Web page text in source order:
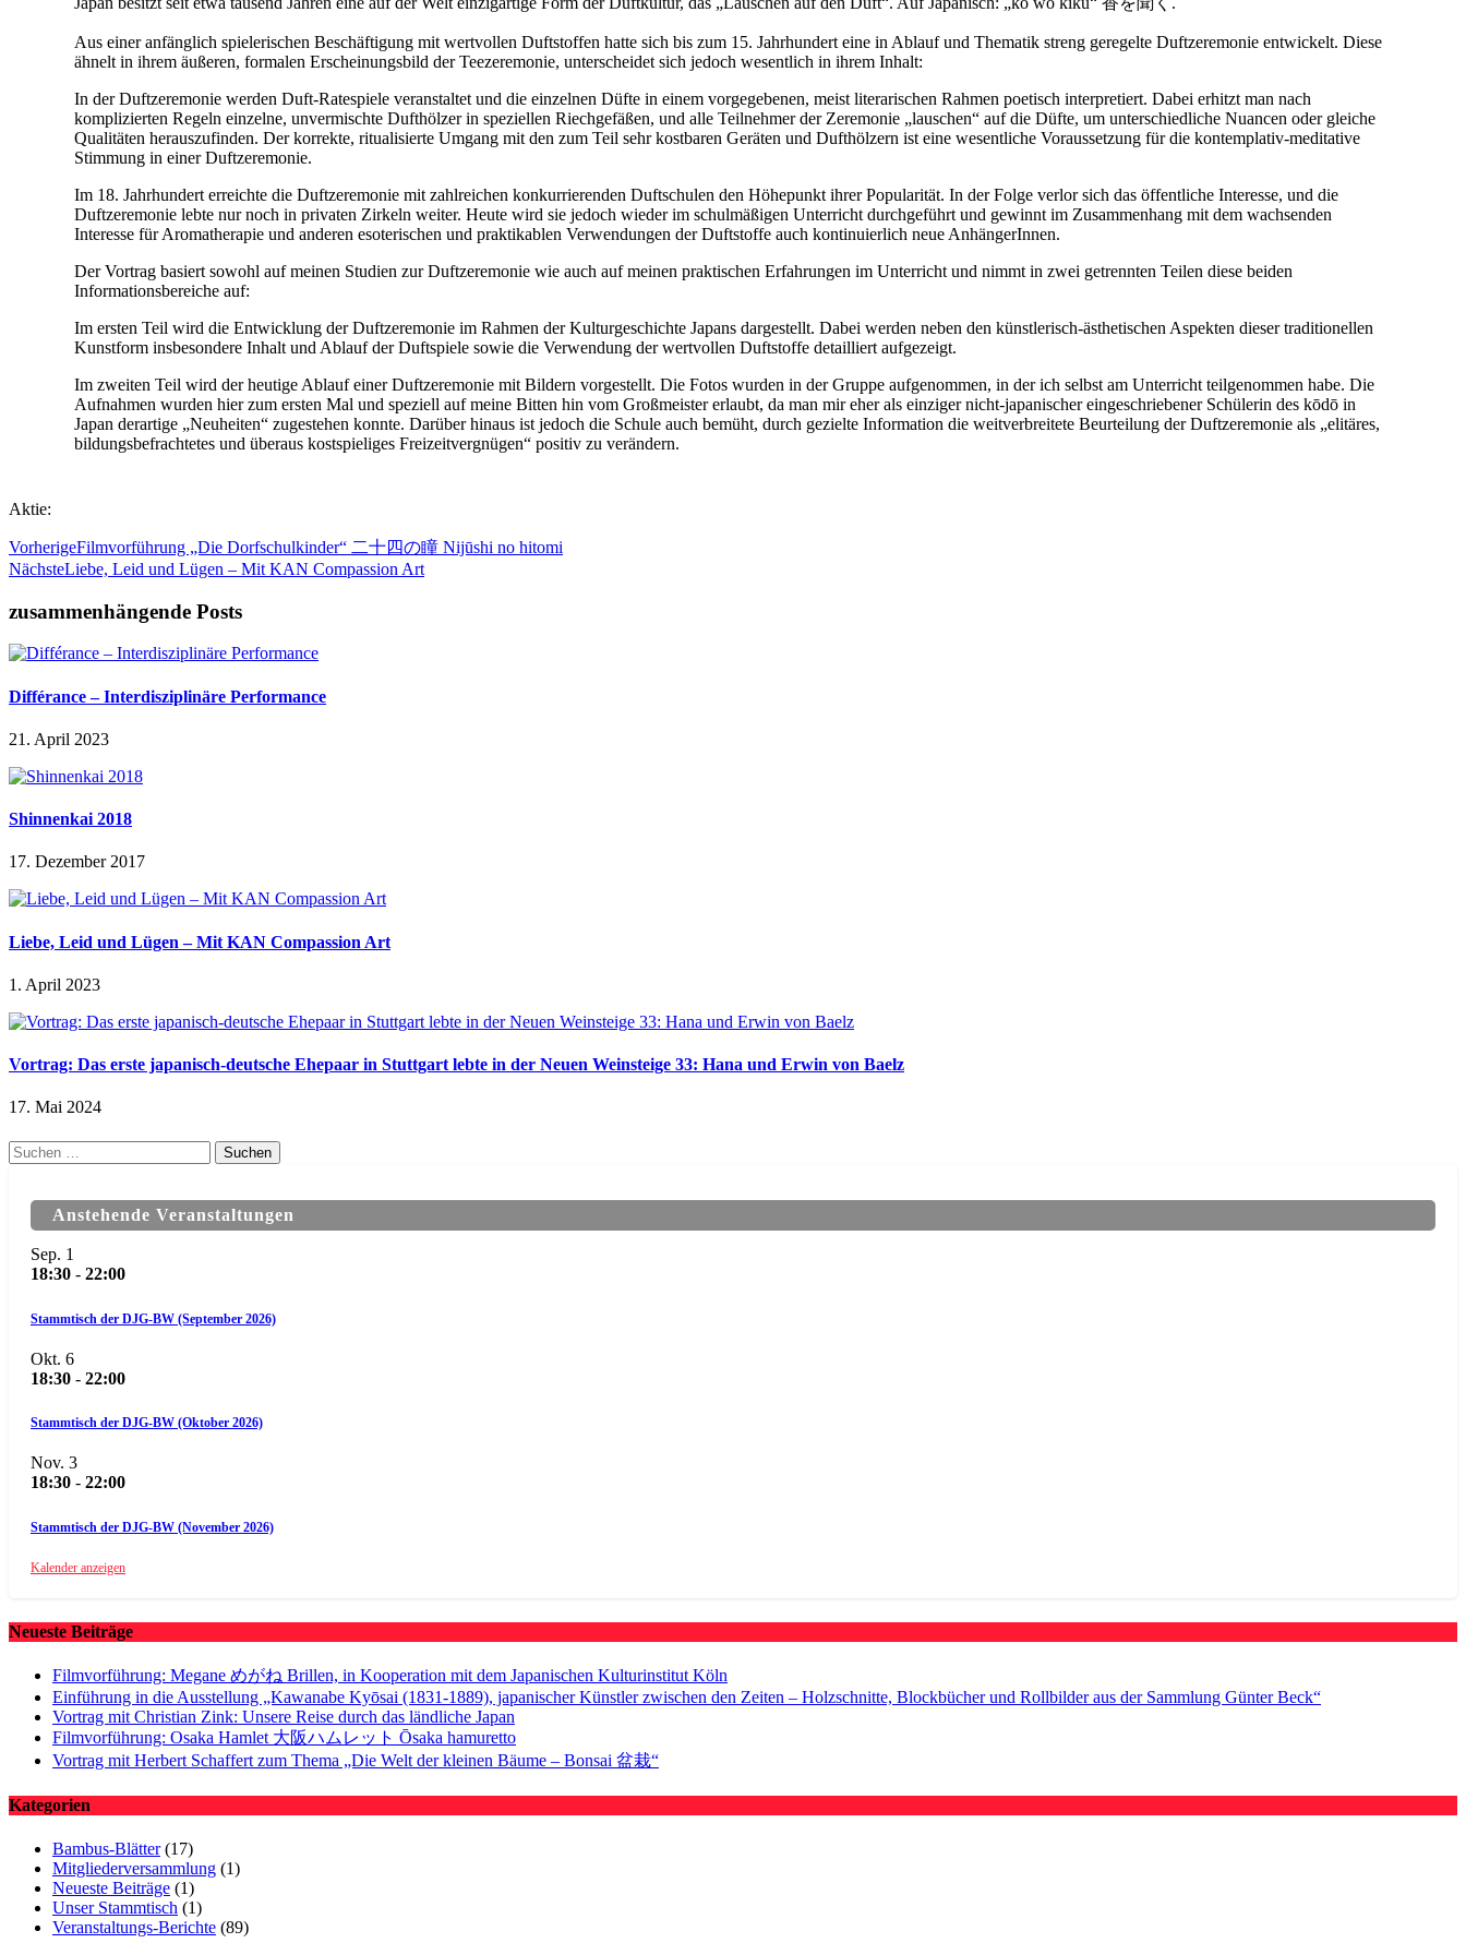
Aus einer anfänglich spielerischen Beschäftigung mit wertvollen Duftstoffen hatte sich bis zum 15. Jahrhundert eine in Ablauf und Thematik streng geregelte Duftzeremonie entwickelt. Diese
ähnelt in ihrem äußeren, formalen Erscheinungsbild der Teezeremonie, unterscheidet sich jedoch wesentlich in ihrem Inhalt:
In der Duftzeremonie werden Duft-Ratespiele veranstaltet und die einzelnen Düfte in einem vorgegebenen, meist literarischen Rahmen poetisch interpretiert. Dabei erhitzt man nach
komplizierten Regeln einzelne, unvermischte Dufthölzer in speziellen Riechgefäßen, und alle Teilnehmer der Zeremonie „lauschen“ auf die Düfte, um unterschiedliche Nuancen oder gleiche
Qualitäten herauszufinden. Der korrekte, ritualisierte Umgang mit den zum Teil sehr kostbaren Geräten und Dufthölzern ist eine wesentliche Voraussetzung für die kontemplativ-meditative
Stimmung in einer Duftzeremonie.
Im 18. Jahrhundert erreichte die Duftzeremonie mit zahlreichen konkurrierenden Duftschulen den Höhepunkt ihrer Popularität. In der Folge verlor sich das öffentliche Interesse, und die
Duftzeremonie lebte nur noch in privaten Zirkeln weiter. Heute wird sie jedoch wieder im schulmäßigen Unterricht durchgeführt und gewinnt im Zusammenhang mit dem wachsenden
Interesse für Aromatherapie und anderen esoterischen und praktikablen Verwendungen der Duftstoffe auch kontinuierlich neue AnhängerInnen.
Der Vortrag basiert sowohl auf meinen Studien zur Duftzeremonie wie auch auf meinen praktischen Erfahrungen im Unterricht und nimmt in zwei getrennten Teilen diese beiden
Informationsbereiche auf:
Im ersten Teil wird die Entwicklung der Duftzeremonie im Rahmen der Kulturgeschichte Japans dargestellt. Dabei werden neben den künstlerisch-ästhetischen Aspekten dieser traditionellen
Kunstform insbesondere Inhalt und Ablauf der Duftspiele sowie die Verwendung der wertvollen Duftstoffe detailliert aufgezeigt.
Im zweiten Teil wird der heutige Ablauf einer Duftzeremonie mit Bildern vorgestellt. Die Fotos wurden in der Gruppe aufgenommen, in der ich selbst am Unterricht teilgenommen habe. Die
Aufnahmen wurden hier zum ersten Mal und speziell auf meine Bitten hin vom Großmeister erlaubt, da man mir eher als einziger nicht-japanischer eingeschriebener Schülerin des kōdō in
Japan derartige „Neuheiten“ zugestehen konnte. Darüber hinaus ist jedoch die Schule auch bemüht, durch gezielte Information die weitverbreitete Beurteilung der Duftzeremonie als „elitäres,
bildungsbefrachtetes und überaus kostspieliges Freizeitvergnügen“ positiv zu verändern.
Aktie:
VorherigeFilmvorführung „Die Dorfschulkinder“ 二十四の瞳 Nijūshi no hitomi
NächsteLiebe, Leid und Lügen – Mit KAN Compassion Art
zusammenhängende Posts
Différance – Interdisziplinäre Performance
21. April 2023
Shinnenkai 2018
17. Dezember 2017
Liebe, Leid und Lügen – Mit KAN Compassion Art
1. April 2023
Vortrag: Das erste japanisch-deutsche Ehepaar in Stuttgart lebte in der Neuen Weinsteige 33: Hana und Erwin von Baelz
17. Mai 2024
Suchen
nach:
Anstehende Veranstaltungen
Sep. 1
18:30 - 22:00
Stammtisch der DJG-BW (September 2026)
Okt. 6
18:30 - 22:00
Stammtisch der DJG-BW (Oktober 2026)
Nov. 3
18:30 - 22:00
Stammtisch der DJG-BW (November 2026)
Kalender anzeigen
Neueste Beiträge
Filmvorführung: Megane めがね Brillen, in Kooperation mit dem Japanischen Kulturinstitut Köln
Einführung in die Ausstellung „Kawanabe Kyōsai (1831-1889), japanischer Künstler zwischen den Zeiten – Holzschnitte, Blockbücher und Rollbilder aus der Sammlung Günter Beck“
Vortrag mit Christian Zink: Unsere Reise durch das ländliche Japan
Filmvorführung: Osaka Hamlet 大阪ハムレット Ōsaka hamuretto
Vortrag mit Herbert Schaffert zum Thema „Die Welt der kleinen Bäume – Bonsai 盆栽“
Kategorien
Bambus-Blätter(17)
Mitgliederversammlung (1)
Neueste Beiträge (1)
Unser Stammtisch (1)
Veranstaltungs-Berichte (89)